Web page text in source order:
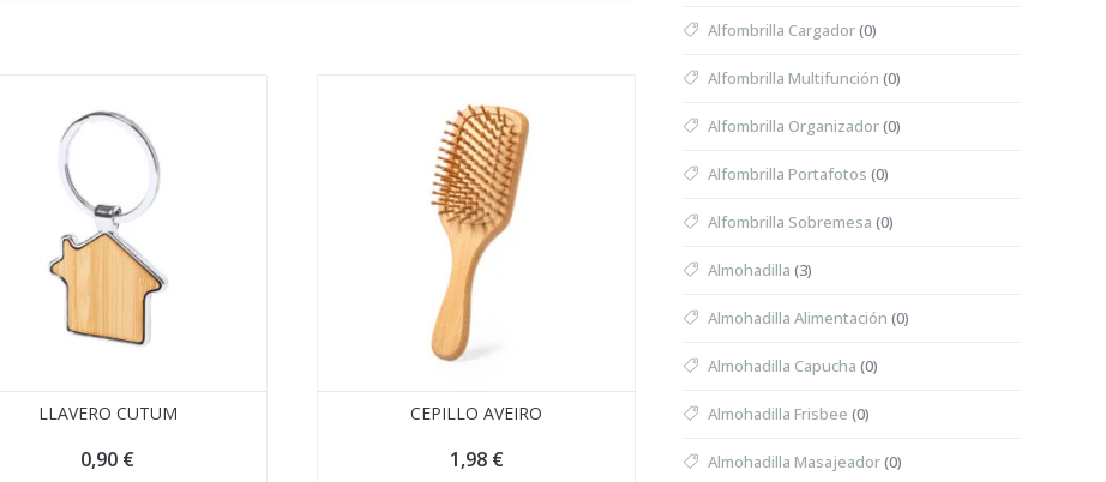
LLAVERO CUTUM
0,90 €
CEPILLO AVEIRO
1,98 €
Alfombrilla Cargador(0)
Alfombrilla Multifunción (0)
Alfombrilla Organizador(0)
Alfombrilla Portafotos (0)
Alfombrilla Sobremesa (0)
Almohadilla (3)
Almohadilla Alimentación (0)
Almohadilla Capucha (0)
Almohadilla Frisbee (0)
Almohadilla Masajeador(0)